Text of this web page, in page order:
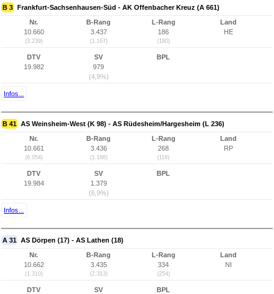
B 3 Frankfurt-Sachsenhausen-Süd - AK Offenbacher Kreuz (A 661)
Nr.
10.660
(3.239)
B-Rang
3.437
(1.167)
L-Rang
186
(180)
Land
HE
DTV
19.982
SV
979
(4,9%)
BPL
Infos...
B 41 AS Weinsheim-West (K 98) - AS Rüdesheim/Hargesheim (L 236)
Nr.
10.661
(6.054)
B-Rang
3.436
(1.166)
L-Rang
268
(116)
Land
RP
DTV
19.984
SV
1.379
(6,9%)
BPL
Infos...
A 31 AS Dörpen (17) - AS Lathen (18)
Nr.
10.662
(1.310)
B-Rang
3.435
(2.313)
L-Rang
334
(254)
Land
NI
DTV
SV
BPL